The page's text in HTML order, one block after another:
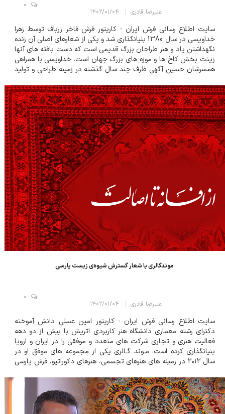
علیرضا قادری ۱۴۰۲/۰۱/۰۴
0
سایت اطلاع رسانی فرش ایران - کارپتور فرش فاخر زرباف توسط زهرا
خداویسی در سال 1380 بنیانگذاری شد و یکی از شعارهای اصلی آن زنده
نگهداشتن یاد و هنر طراحان بزرگ قدیمی است که دست بافته های آنها
زینت بخش کاخ ها و موزه های بزرگ جهان است. خداویسی با همراهی
همسرشان حسین آگهی ظرف چند سال گذشته در زمینه طراحی و تولید
خداویسی در گفتگوی اختصاصی...
موندگالری با شعار گسترش شیوه‌ی زیست پارسی
علیرضا قادری ۱۴۰۲/۰۱/۰۴
0
سایت اطلاع رسانی فرش ایران - کارپتور امین عسلی دانش آموخته
دکترای رشته معماری دانشگاه هنر کاربردی اتریش با بیش از دو دهه
فعالیت هنری و تجاری شرکت های متعدد و موفقی را در ایران و اروپا
بنیانگذاری کرده است. مـوند گـالری یکی از مجموعه های موفق او در
سال ۲۰۱۲ در زمینه های هنرهای تجسمی، هنرهای دکوراتیو، فرش پارسی
&laqu...